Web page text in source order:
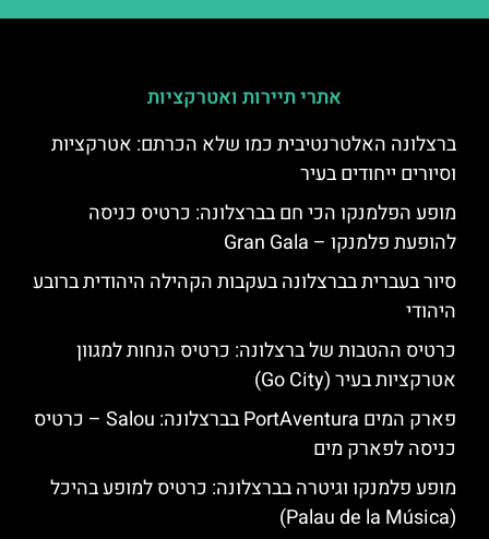
אתרי תיירות ואטרקציות
ברצלונה האלטרנטיבית כמו שלא הכרתם: אטרקציות
וסיורים ייחודים בעיר
מופע הפלמנקו הכי חם בברצלונה: כרטיס כניסה
להופעת פלמנקו – Gran Gala
סיור בעברית בברצלונה בעקבות הקהילה היהודית ברובע
היהודי
כרטיס ההטבות של ברצלונה: כרטיס הנחות למגוון
אטרקציות בעיר (Go City)
פארק המים PortAventura בברצלונה: Salou – כרטיס
כניסה לפארק מים
מופע פלמנקו וגיטרה בברצלונה: כרטיס למופע בהיכל
(Palau de la Música)